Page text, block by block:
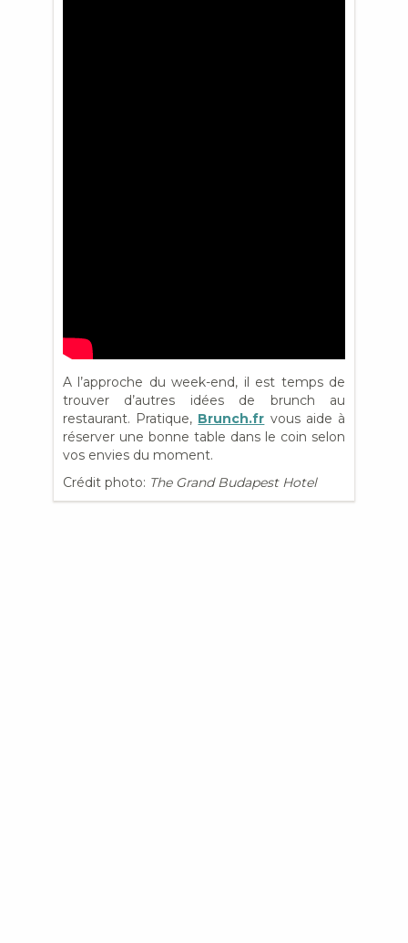
A l’approche du week-end, il est temps de
trouver d’autres idées de brunch au
restaurant. Pratique, Brunch.fr vous aide à
réserver une bonne table dans le coin selon
vos envies du moment.
Crédit photo: The Grand Budapest Hotel